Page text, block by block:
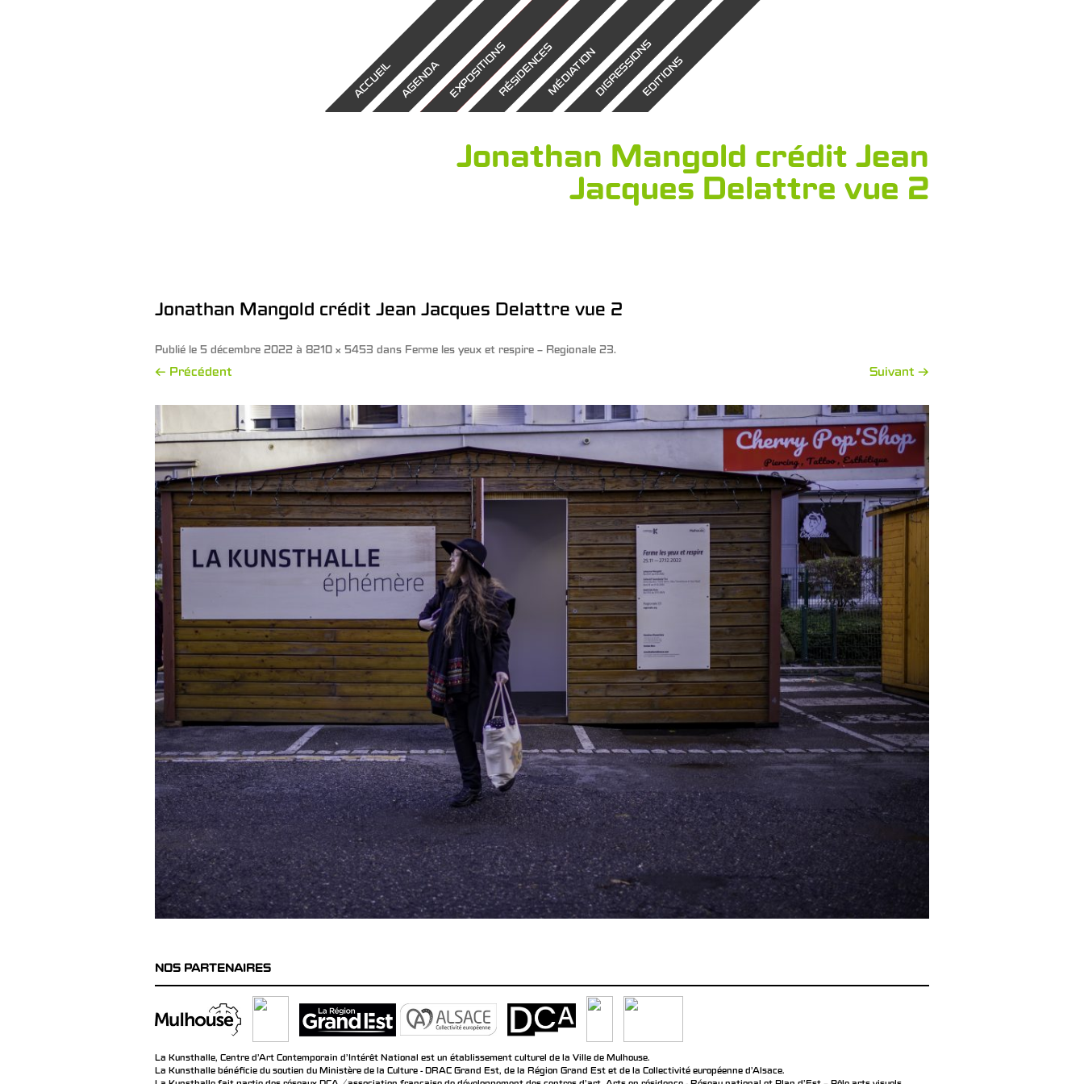
ACCUEILAGENDAEXPOSITIONSRÉSIDENCESMÉDIATIONDIGRESSIONSEDITIONS
Jonathan Mangold crédit Jean
Jacques Delattre vue 2
Jonathan Mangold crédit Jean Jacques Delattre vue 2
Publié le 5 décembre 2022 à 8210 × 5453 dans Ferme les yeux et respire – Regionale 23.
← Précédent Suivant →
NOS PARTENAIRES
La Kunsthalle, Centre d’Art Contemporain d’Intérêt National est un établissement culturel de la Ville de Mulhouse.
La Kunsthalle bénéficie du soutien du Ministère de la Culture - DRAC Grand Est, de la Région Grand Est et de la Collectivité européenne d’Alsace.